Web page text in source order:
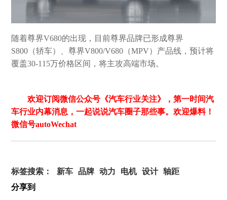
随着尊界V680的出现，目前尊界品牌已形成尊界
S800（轿车）、尊界V800/V680（MPV）产品线，预计将
覆盖30-115万价格区间，将主攻高端市场。
欢迎订阅微信公众号《汽车行业关注》，第一时间汽
车行业内幕消息，一起说说汽车圈子那些事。欢迎爆料！
微信号autoWechat
标签搜索： 新车 品牌 动力 电机 设计 轴距
分享到